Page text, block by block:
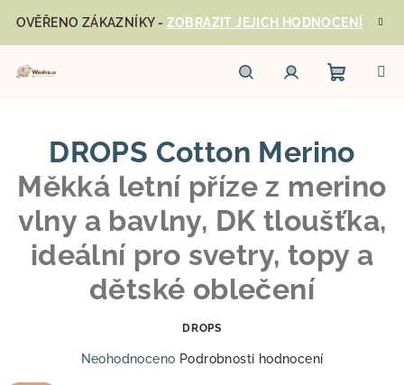
obsah
OVĚŘENO ZÁKAZNÍKY - ZOBRAZIT JEJICH HODNOCENÍ
košík
DROPS Cotton Merino
Měkká letní příze z merino
vlny a bavlny, DK tloušťka,
ideální pro svetry, topy a
dětské oblečení
DROPS
Průměrné
Neohodnoceno Podrobnosti hodnocení